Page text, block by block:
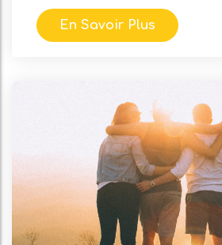
En Savoir Plus